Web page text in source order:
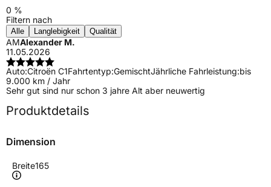
0 %
Filtern nach
Alle Langlebigkeit Qualität
AMAlexander M.
11.05.2026
Auto:Citroën C1Fahrtentyp:GemischtJährliche Fahrleistung:bis
9.000 km / Jahr
Sehr gut sind nur schon 3 jahre Alt aber neuwertig
Produktdetails
Dimension
Breite165